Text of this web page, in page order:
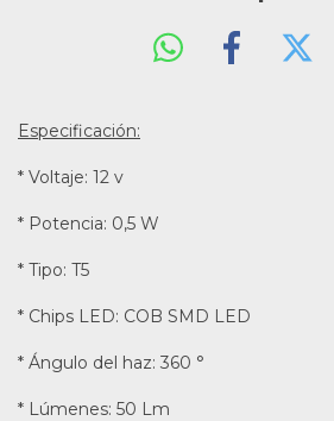
Especificación:
* Voltaje: 12 v
* Potencia: 0,5 W
* Tipo: T5
* Chips LED: COB SMD LED
* Ángulo del haz: 360 °
* Lúmenes: 50 Lm